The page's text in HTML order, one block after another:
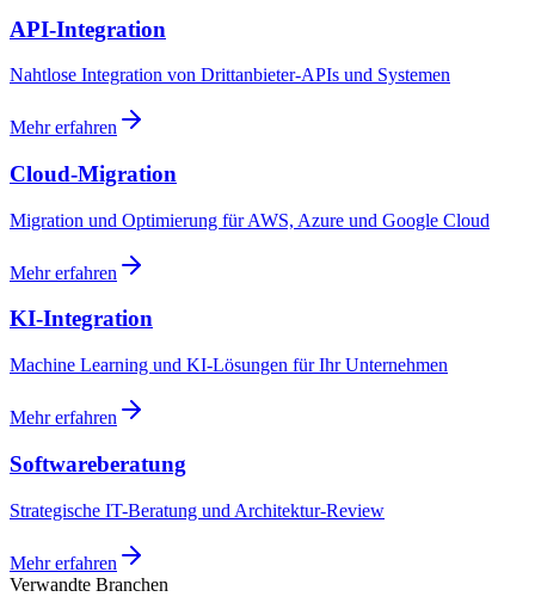
API-Integration
Nahtlose Integration von Drittanbieter-APIs und Systemen
Mehr erfahren
Cloud-Migration
Migration und Optimierung für AWS, Azure und Google Cloud
Mehr erfahren
KI-Integration
Machine Learning und KI-Lösungen für Ihr Unternehmen
Mehr erfahren
Softwareberatung
Strategische IT-Beratung und Architektur-Review
Mehr erfahren
Verwandte Branchen